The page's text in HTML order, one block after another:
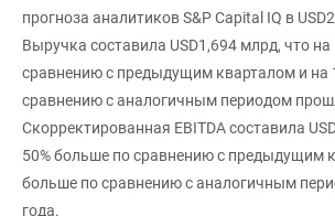
прогноза аналитиков S&P Capital IQ в
Выручка составила USD1,694 млрд, что
сравнению с предыдущим кварталом и на
сравнению с аналогичным периодом
Скорректированная EBITDA составила
50% больше по сравнению с предыдущим
больше по сравнению с аналогичным
года.